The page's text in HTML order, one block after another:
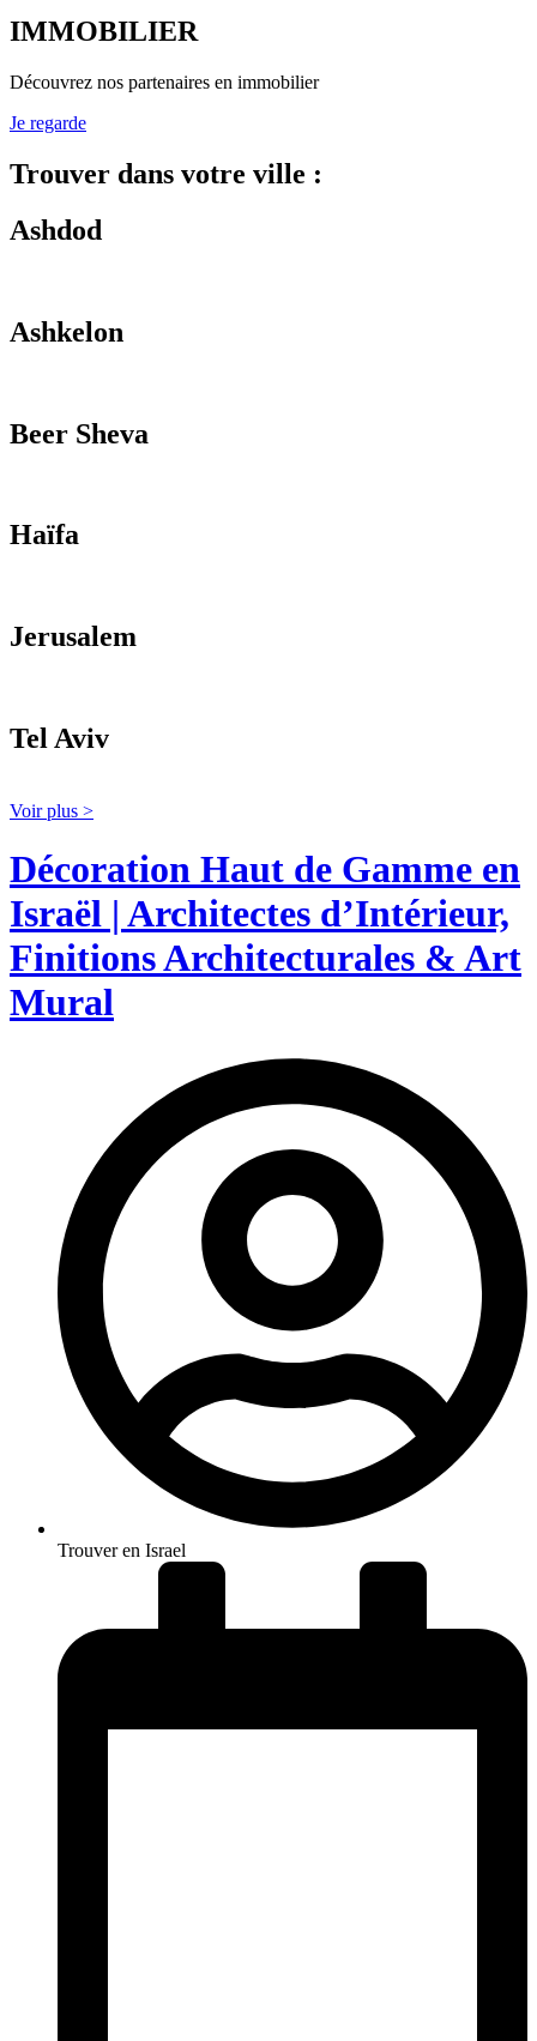
IMMOBILIER
Découvrez nos partenaires en immobilier
Je regarde
Trouver dans votre ville :
Ashdod
Ashkelon
Beer Sheva
Haïfa
Jerusalem
Tel Aviv
Voir plus >
Décoration Haut de Gamme en
Israël | Architectes d’Intérieur,
Finitions Architecturales & Art
Mural
Trouver en Israel